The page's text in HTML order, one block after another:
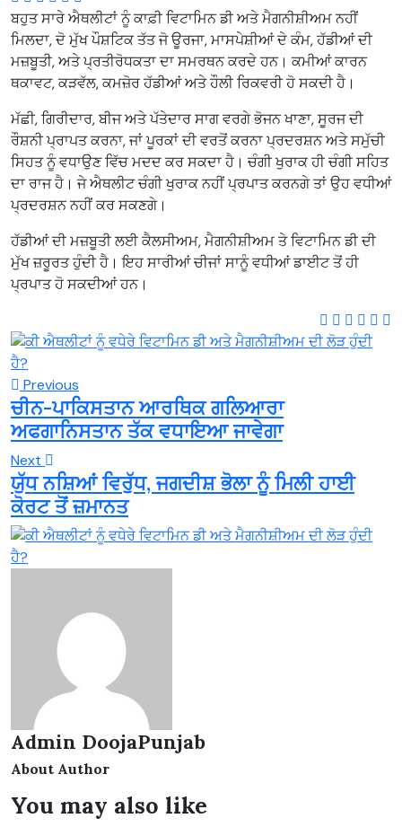
ਬਹੁਤ ਸਾਰੇ ਐਥਲੀਟਾਂ ਨੂੰ ਕਾਫ਼ੀ ਵਿਟਾਮਿਨ ਡੀ ਅਤੇ ਮੈਗਨੀਸ਼ੀਅਮ ਨਹੀਂ
ਮਿਲਦਾ, ਦੋ ਮੁੱਖ ਪੌਸ਼ਟਿਕ ਤੱਤ ਜੋ ਊਰਜਾ, ਮਾਸਪੇਸ਼ੀਆਂ ਦੇ ਕੰਮ, ਹੱਡੀਆਂ ਦੀ
ਮਜ਼ਬੂਤੀ, ਅਤੇ ਪ੍ਰਤੀਰੋਧਕਤਾ ਦਾ ਸਮਰਥਨ ਕਰਦੇ ਹਨ। ਕਮੀਆਂ ਕਾਰਨ
ਥਕਾਵਟ, ਕੜਵੱਲ, ਕਮਜ਼ੋਰ ਹੱਡੀਆਂ ਅਤੇ ਹੌਲੀ ਰਿਕਵਰੀ ਹੋ ਸਕਦੀ ਹੈ।
ਮੱਛੀ, ਗਿਰੀਦਾਰ, ਬੀਜ ਅਤੇ ਪੱਤੇਦਾਰ ਸਾਗ ਵਰਗੇ ਭੋਜਨ ਖਾਣਾ, ਸੂਰਜ ਦੀ
ਰੌਸ਼ਨੀ ਪ੍ਰਾਪਤ ਕਰਨਾ, ਜਾਂ ਪੂਰਕਾਂ ਦੀ ਵਰਤੋਂ ਕਰਨਾ ਪ੍ਰਦਰਸ਼ਨ ਅਤੇ ਸਮੁੱਚੀ
ਸਿਹਤ ਨੂੰ ਵਧਾਉਣ ਵਿੱਚ ਮਦਦ ਕਰ ਸਕਦਾ ਹੈ। ਚੰਗੀ ਖੁਰਾਕ ਹੀ ਚੰਗੀ ਸਹਿਤ
ਦਾ ਰਾਜ ਹੈ। ਜੇ ਐਥਲੀਟ ਚੰਗੀ ਖੁਰਾਕ ਨਹੀਂ ਪ੍ਰਪਾਤ ਕਰਨਗੇ ਤਾਂ ਉਹ ਵਧੀਆਂ
ਪ੍ਰਦਰਸ਼ਨ ਨਹੀਂ ਕਰ ਸਕਣਗੇ।
ਹੱਡੀਆਂ ਦੀ ਮਜ਼ਬੂਤੀ ਲਈ ਕੈਲਸੀਅਮ, ਮੈਗਨੀਸ਼ੀਅਮ ਤੇ ਵਿਟਾਮਿਨ ਡੀ ਦੀ
ਮੁੱਖ ਜ਼ਰੂਰਤ ਹੁੰਦੀ ਹੈ। ਇਹ ਸਾਰੀਆਂ ਚੀਜਾਂ ਸਾਨੂੰ ਵਧੀਆਂ ਡਾਈਟ ਤੋਂ ਹੀ
ਪ੍ਰਪਾਤ ਹੋ ਸਕਦੀਆਂ ਹਨ।
Previous
ਚੀਨ-ਪਾਕਿਸਤਾਨ ਆਰਥਿਕ ਗਲਿਆਰਾ
ਅਫਗਾਨਿਸਤਾਨ ਤੱਕ ਵਧਾਇਆ ਜਾਵੇਗਾ
Next
ਯੁੱਧ ਨਸ਼ਿਆਂ ਵਿਰੁੱਧ, ਜਗਦੀਸ਼ ਭੋਲਾ ਨੂੰ ਮਿਲੀ ਹਾਈ
ਕੋਰਟ ਤੋਂ ਜ਼ਮਾਨਤ
Admin DoojaPunjab
About Author
You may also like